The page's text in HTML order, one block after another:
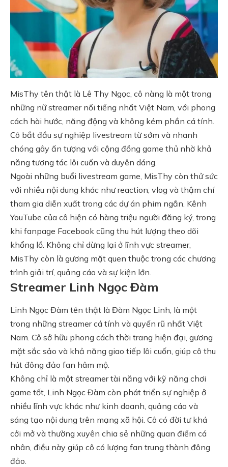
MisThy tên thật là Lê Thy Ngọc, cô nàng là một trong
những nữ streamer nổi tiếng nhất Việt Nam, với phong
cách hài hước, năng động và không kém phần cá tính.
Cô bắt đầu sự nghiệp livestream từ sớm và nhanh
chóng gây ấn tượng với cộng đồng game thủ nhờ khả
năng tương tác lôi cuốn và duyên dáng.
Ngoài những buổi livestream game, MisThy còn thử sức
với nhiều nội dung khác như reaction, vlog và thậm chí
tham gia diễn xuất trong các dự án phim ngắn. Kênh
YouTube của cô hiện có hàng triệu người đăng ký, trong
khi fanpage Facebook cũng thu hút lượng theo dõi
khổng lồ. Không chỉ dừng lại ở lĩnh vực streamer,
MisThy còn là gương mặt quen thuộc trong các chương
trình giải trí, quảng cáo và sự kiện lớn.
Streamer Linh Ngọc Đàm
Linh Ngọc Đàm tên thật là Đàm Ngọc Linh, là một
trong những streamer cá tính và quyến rũ nhất Việt
Nam. Cô sở hữu phong cách thời trang hiện đại, gương
mặt sắc sảo và khả năng giao tiếp lôi cuốn, giúp cô thu
hút đông đảo fan hâm mộ.
Không chỉ là một streamer tài năng với kỹ năng chơi
game tốt, Linh Ngọc Đàm còn phát triển sự nghiệp ở
nhiều lĩnh vực khác như kinh doanh, quảng cáo và
sáng tạo nội dung trên mạng xã hội. Cô có đời tư khá
cởi mở và thường xuyên chia sẻ những quan điểm cá
nhân, điều này giúp cô có lượng fan trung thành đông
đảo.